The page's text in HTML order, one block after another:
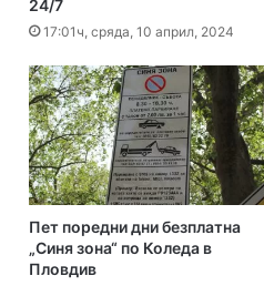
Специален гост от Бразилия посети пловдивските пожарникари
24/7
17:01ч, сряда, 10 април, 2024
Пет поредни дни безплатна
„Синя зона“ по Коледа в
Пловдив